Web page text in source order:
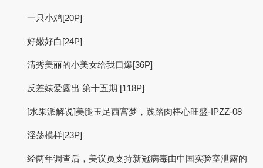
一只小鸡[20P]
好嫩好白[24P]
清秀美丽的小美女给我口爆[36P]
反差婊爱露出 第十五期 [118P]
[水果派解说]美腿玉足西宫梦，践踏肉棒心旺盛-IPZZ-08
淫荡模样[23P]
经两年调查后，美议员支持新冠病毒由中国实验室泄露的